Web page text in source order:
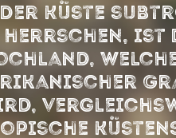
Küste
herrschen, ist